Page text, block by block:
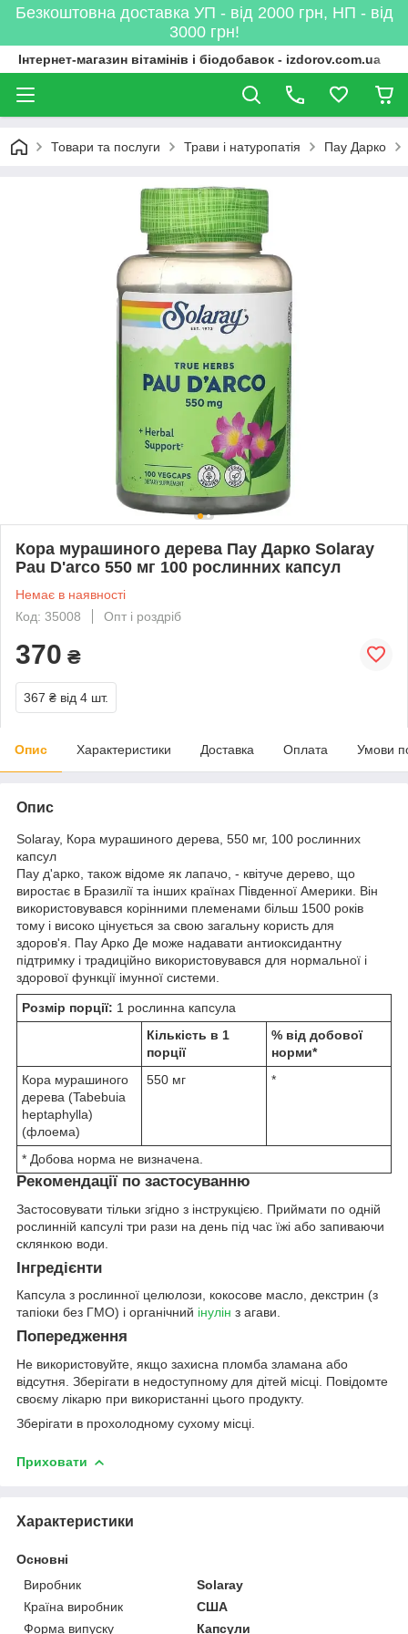
Безкоштовна доставка УП - від 2000 грн, НП - від
3000 грн!
Інтернет-магазин вітамінів і біодобавок - izdorov.com.ua
Товари та послуги Трави і натуропатія Пау Дарко
Кора мурашиного дерева Пау Дарко Solaray
Pau D'arco 550 мг 100 рослинних капсул
Немає в наявності
Код: 35008
Опт і роздріб
370 ₴
367 ₴ від 4 шт.
Опис Характеристики Доставка Оплата Умови
Опис
Solaray, Кора мурашиного дерева, 550 мг, 100 рослинних
капсул
Пау д'арко, також відоме як лапачо, - квітуче дерево, що
виростає в Бразилії та інших країнах Південної Америки. Він
використовувався корінними племенами більш 1500 років
тому і високо цінується за свою загальну користь для
здоров'я. Пау Арко Де може надавати антиоксидантну
підтримку і традиційно використовувався для нормальної і
здорової функції імунної системи.
Розмір порції: 1 рослинна капсула
Кількість в 1
порції
% від добової
норми*
Кора мурашиного
дерева (Tabebuia
heptaphylla)
(флоема)
550 мг *
* Добова норма не визначена.
Рекомендації по застосуванню
Застосовувати тільки згідно з інструкцією. Приймати по одній
рослинній капсулі три рази на день під час їжі або запиваючи
склянкою води.
Інгредієнти
Капсула з рослинної целюлози, кокосове масло, декстрин (з
тапіоки без ГМО) і органічний інулін з агави.
Попередження
Не використовуйте, якщо захисна пломба зламана або
відсутня. Зберігати в недоступному для дітей місці. Повідомте
своєму лікарю при використанні цього продукту.
Зберігати в прохолодному сухому місці.
Приховати
Характеристики
Основні
Виробник
Solaray
Країна виробник
США
Форма випуску
Капсули